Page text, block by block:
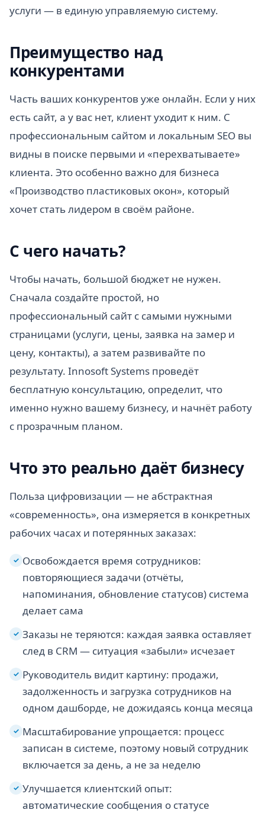
услуги — в единую управляемую систему.
Преимущество над
конкурентами
Часть ваших конкурентов уже онлайн. Если у них
есть сайт, а у вас нет, клиент уходит к ним. С
профессиональным сайтом и локальным SEO вы
видны в поиске первыми и «перехватываете»
клиента. Это особенно важно для бизнеса
«Производство пластиковых окон», который
хочет стать лидером в своём районе.
С чего начать?
Чтобы начать, большой бюджет не нужен.
Сначала создайте простой, но
профессиональный сайт с самыми нужными
страницами (услуги, цены, заявка на замер и
цену, контакты), а затем развивайте по
результату. Innosoft Systems проведёт
бесплатную консультацию, определит, что
именно нужно вашему бизнесу, и начнёт работу
с прозрачным планом.
Что это реально даёт бизнесу
Польза цифровизации — не абстрактная
«современность», она измеряется в конкретных
рабочих часах и потерянных заказах:
✓ Освобождается время сотрудников:
повторяющиеся задачи (отчёты,
напоминания, обновление статусов) система
делает сама
✓ Заказы не теряются: каждая заявка оставляет
след в CRM — ситуация «забыли» исчезает
✓ Руководитель видит картину: продажи,
задолженность и загрузка сотрудников на
одном дашборде, не дожидаясь конца месяца
✓ Масштабирование упрощается: процесс
записан в системе, поэтому новый сотрудник
включается за день, а не за неделю
✓ Улучшается клиентский опыт:
автоматические сообщения о статусе